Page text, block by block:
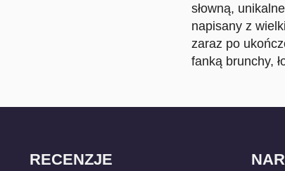
słowną,
napisany z
zaraz po
fanką brunchy,
RECENZJE